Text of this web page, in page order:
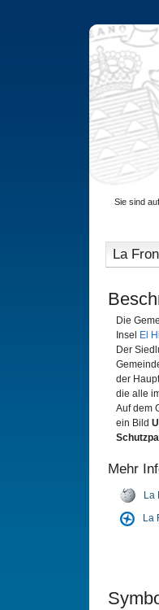
Sie sind
La
Die
Insel
El
Der
der
die alle
Auf dem
ein Bild
Mehr
La
La